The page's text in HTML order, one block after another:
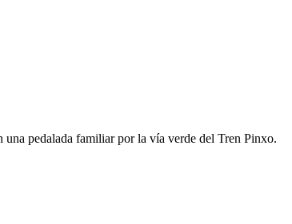
pedalada familiar por la vía verde del Tren Pinxo.